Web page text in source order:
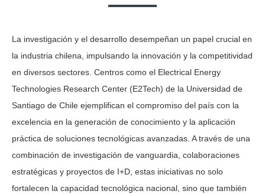
La investigación y el desarrollo desempeñan un papel crucial en
la industria chilena, impulsando la innovación y la competitividad
en diversos sectores. Centros como el Electrical Energy
Technologies Research Center (E2Tech) de la Universidad de
Santiago de Chile ejemplifican el compromiso del país con la
excelencia en la generación de conocimiento y la aplicación
práctica de soluciones tecnológicas avanzadas. A través de una
combinación de investigación de vanguardia, colaboraciones
estratégicas y proyectos de I+D, estas iniciativas no solo
fortalecen la capacidad tecnológica nacional, sino que también